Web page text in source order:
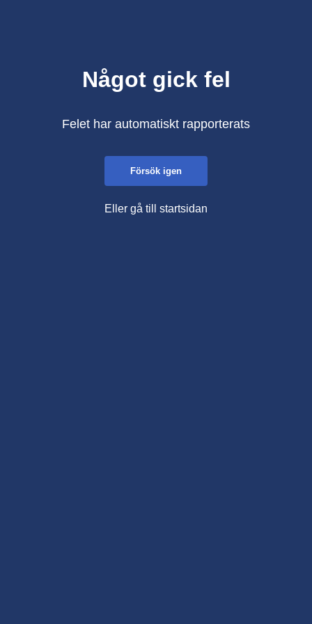
Något gick fel
Felet har automatiskt rapporterats
Försök igen
Eller gå till startsidan